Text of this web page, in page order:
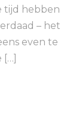
tijd hebben
– het
even te